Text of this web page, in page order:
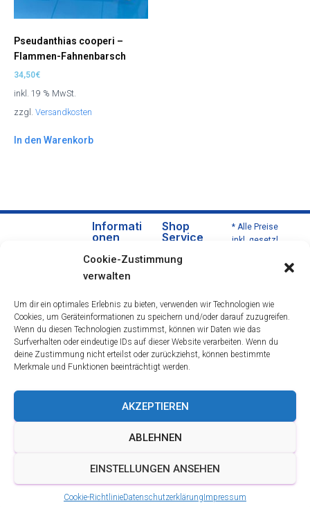
Cookie-Zustimmung
verwalten
Um dir ein optimales Erlebnis zu bieten, verwenden wir Technologien wie
Cookies, um Geräteinformationen zu speichern und/oder darauf zuzugreifen.
Wenn du diesen Technologien zustimmst, können wir Daten wie das
Surfverhalten oder eindeutige IDs auf dieser Website verarbeiten. Wenn du
deine Zustimmung nicht erteilst oder zurückziehst, können bestimmte
Merkmale und Funktionen beeinträchtigt werden.
AKZEPTIEREN
ABLEHNEN
EINSTELLUNGEN ANSEHEN
Cookie-RichtlinieDatenschutzerklärung Impressum
Pseudanthias cooperi –
Flammen-Fahnenbarsch
34,50€
inkl. 19 % MwSt.
zzgl. Versandkosten
In den Warenkorb
Informati
onen
uns
Daten
rung
Impre
ssum
Shop
Service
ngsbe
dingu
ngen
Wider
rufsre
ung
* Alle Preise
inkl. gesetzl.
Nachnahmeg
ebühren,
wenn nicht
anders
beschrieben.